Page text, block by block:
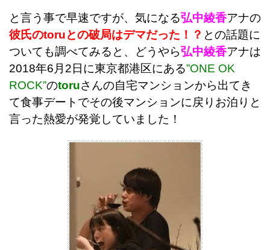
と言う事で早速ですが、気になる弘中綾香アナの
彼氏のtoruとの破局はデマだった！？ との話題に
ついても調べてみると、どうやら弘中綾香アナは
2018年6月2日に東京都港区にある”ONE OK
ROCK”のtoruさんの自宅マンションから出てき
て食事デートでその後マンションに戻りお泊りと
言った熱愛が発覚していました！